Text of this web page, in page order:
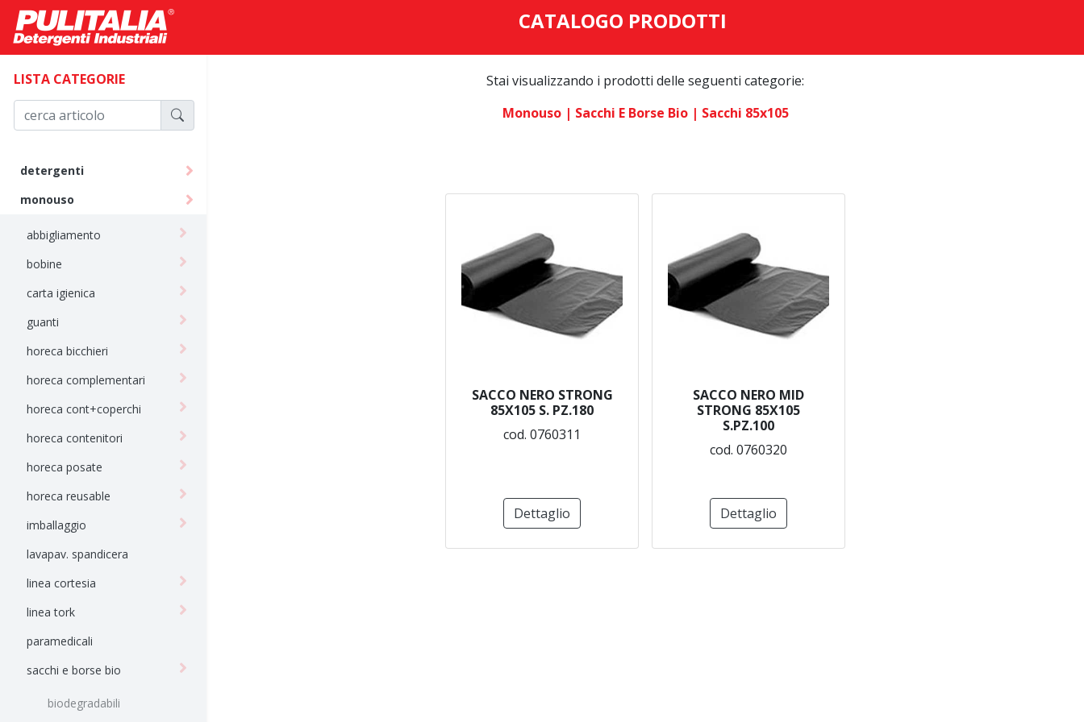
CATALOGO PRODOTTI
LISTA CATEGORIE
detergenti
monouso
abbigliamento
bobine
carta igienica
guanti
horeca bicchieri
horeca complementari
horeca cont+coperchi
horeca contenitori
horeca posate
horeca reusable
imballaggio
lavapav. spandicera
linea cortesia
linea tork
paramedicali
sacchi e borse bio
biodegradabili
Stai visualizzando i prodotti delle seguenti categorie:
Monouso | Sacchi E Borse Bio | Sacchi 85x105
SACCO NERO STRONG
85X105 S. PZ.180
cod. 0760311
Dettaglio
SACCO NERO MID
STRONG 85X105
S.PZ.100
cod. 0760320
Dettaglio